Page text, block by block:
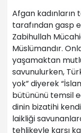
Afgan kadınların
tarafından gasp
Zabihullah
Müslümandır.
yaşamaktan
savunulurken,
yok” diyerek
bütününü temsil
dinin bizatihi
laikliği
tehlikeyle karşı